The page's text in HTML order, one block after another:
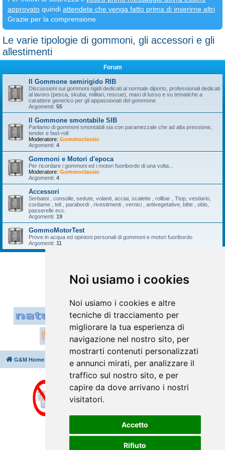
Noi usiamo i cookies
Noi usiamo i cookies e altre
tecniche di tracciamento per
migliorare la tua esperienza di
navigazione nel nostro sito, per
mostrarti contenuti personalizzati
e annunci mirati, per analizzare il
traffico sul nostro sito, e per
capire da dove arrivano i nostri
visitatori.
Accetto
Rifiuto
approvato quindi attendete che venga fatto prima di inserirne altri
Grazie per la comprensione
Le varie tipologie di gommoni, gli accessori e gli
allestimenti
Forum
Il Gommone semirigido RIB
Discussioni sui gommoni rigidi dedicati al normale diporto, professionali dedicati
al lavoro (pesca, skuba, militari, rescue), maxi di lusso e su tematiche a
carattere generico per gli appassionati del gommone
Argomenti: 55
Il Gommone smontabile SIB
Parliamo di gommoni smontabili sia con paramezzale che ad alta pressione,
tender e fast-roll
Moderatore: Gommoclassic
Argomenti: 4
Gommoni e Motori d'epoca
Per ricordare i gommoni ed i motori fuoribordo di una volta...
Moderatore: Gommoclassic
Argomenti: 4
Accessori
Serbatoi , consolle, sedute, volanti, acciai, scalette , rollbar , Ttop, vestiario,
cordame , teli , parabordi , rivestimenti , vernici , antivegetative, bitte , oblo,
passerelle ecc.
Argomenti: 19
GommoMotorTest
Prove in acqua ed opinioni personali di gommoni e motori fuoribordo
Argomenti: 11
G&M Home Tutti gli orari sonoUTC+02:00
Cancella cookie